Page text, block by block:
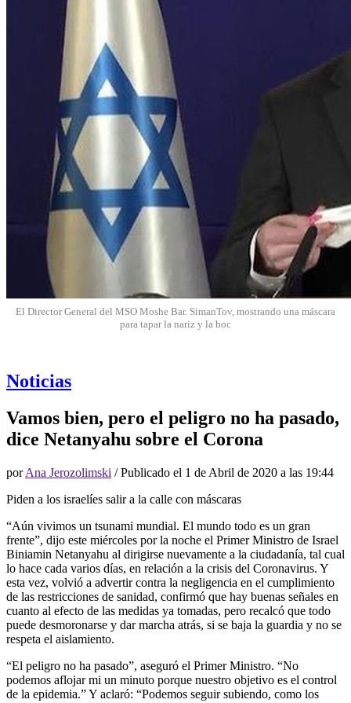
El Director General del MSO Moshe Bar. SimanTov, mostrando una máscara
para tapar la nariz y la boc
Noticias
Vamos bien, pero el peligro no ha pasado,
dice Netanyahu sobre el Corona
porAna Jerozolimski / Publicado el 1 de Abril de 2020 a las 19:44
Piden a los israelíes salir a la calle con máscaras
“Aún vivimos un tsunami mundial. El mundo todo es un gran
frente”, dijo este miércoles por la noche el Primer Ministro de Israel
Biniamin Netanyahu al dirigirse nuevamente a la ciudadanía, tal cual
lo hace cada varios días, en relación a la crisis del Coronavirus. Y
esta vez, volvió a advertir contra la negligencia en el cumplimiento
de las restricciones de sanidad, confirmó que hay buenas señales en
cuanto al efecto de las medidas ya tomadas, pero recalcó que todo
puede desmoronarse y dar marcha atrás, si se baja la guardia y no se
respeta el aislamiento.
“El peligro no ha pasado”, aseguró el Primer Ministro. “No
podemos aflojar mi un minuto porque nuestro objetivo es el control
de la epidemia.” Y aclaró: “Podemos seguir subiendo, como los